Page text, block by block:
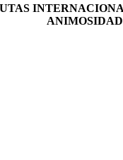
ANIMOSIDAD